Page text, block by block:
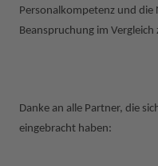
Personalkompetenz und
Beanspruchung im
Danke an alle Partner, die
eingebracht haben: